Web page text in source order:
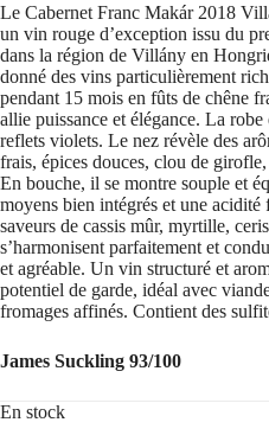
Le Cabernet Franc Makár 2018
un vin rouge d’exception issu du
dans la région de Villány en
donné des vins particulièrement
pendant 15 mois en fûts de chêne
allie puissance et élégance. La
reflets violets. Le nez révèle des
frais, épices douces, clou de
En bouche, il se montre souple et
moyens bien intégrés et une
saveurs de cassis mûr, myrtille,
s’harmonisent parfaitement et
et agréable. Un vin structuré et
potentiel de garde, idéal avec
fromages affinés. Contient des
James Suckling 93/100
En stock